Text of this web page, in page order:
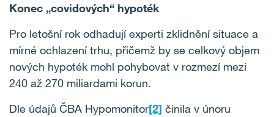
Konec „covidových“ hypoték
Pro letošní rok odhadují experti zklidnění situace a
mírné ochlazení trhu, přičemž by se celkový objem
nových hypoték mohl pohybovat v rozmezí mezi
240 až 270 miliardami korun.
Dle údajů ČBA Hypomonitor[2] činila v únoru